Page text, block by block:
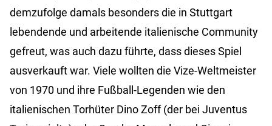
demzufolge damals besonders die in Stuttgart
lebendende und arbeitende italienische Community
gefreut, was auch dazu führte, dass dieses Spiel
ausverkauft war. Viele wollten die Vize-Weltmeister
von 1970 und ihre Fußball-Legenden wie den
italienischen Torhüter Dino Zoff (der bei Juventus